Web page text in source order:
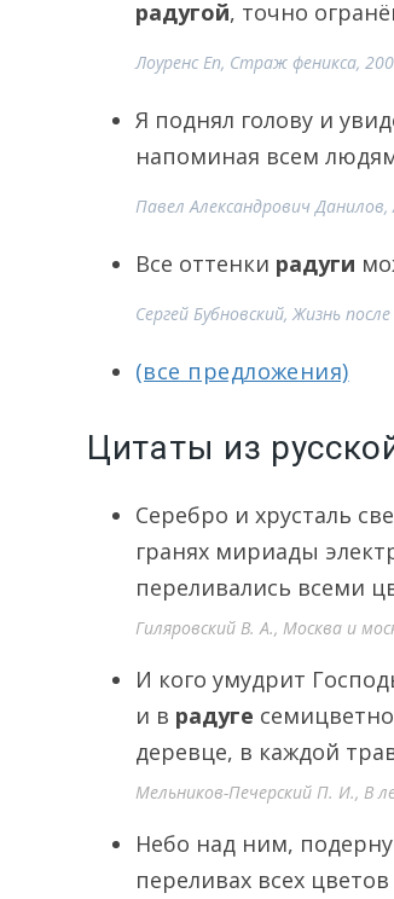
радугой, точно
Лоуренс Еп, Страж феникса,
Я поднял голову и
напоминая всем
Павел Александрович
Все оттенки радуги
Сергей Бубновский, Жизнь
(все предложения)
Цитаты из
Серебро и хрусталь
гранях мириады
переливались всеми
Гиляровский В. А., Москва и
И кого умудрит
и в радуге
деревце, в каждой
Мельников-Печерский П. И., В
Небо над ним,
переливах всех цветов